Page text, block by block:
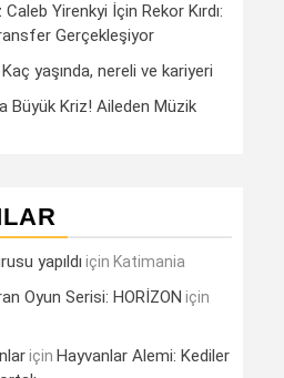
Caleb Yirenkyi İçin Rekor Kırdı:
Gerçekleşiyor
yaşında, nereli ve kariyeri
Büyük Kriz! Aileden Müzik
yapıldı için Katimania
Oyun Serisi: HORİZON için
için Hayvanlar Alemi: Kediler